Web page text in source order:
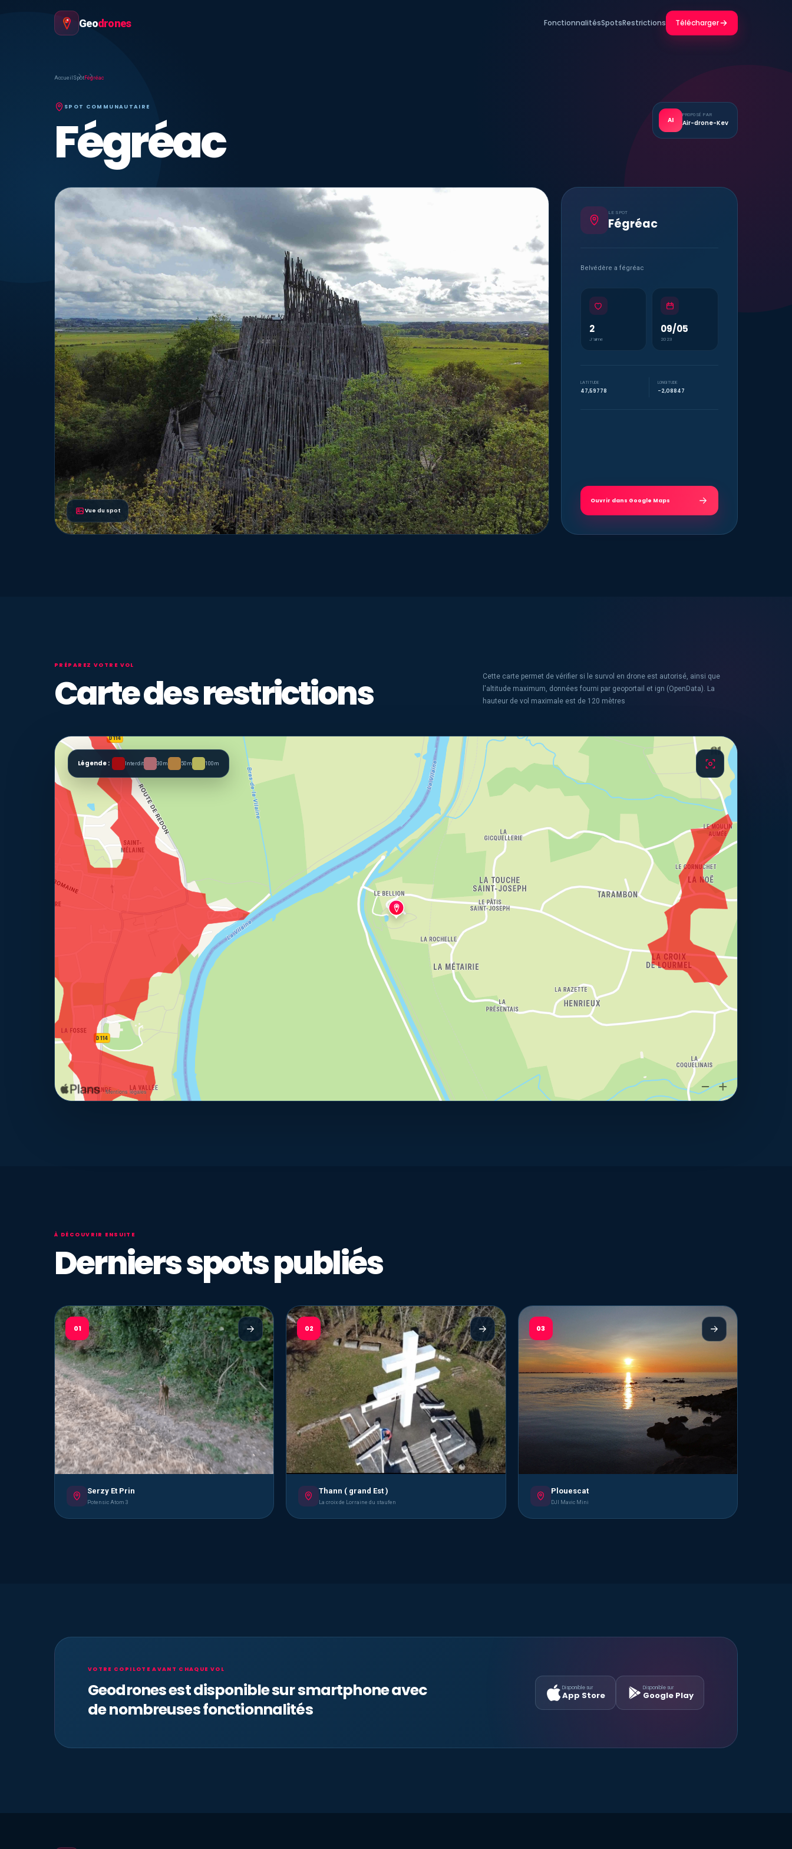
Geodrones FonctionnalitésSpotsRestrictions Télécharger
Accueil SpotFégréac
SPOT COMMUNAUTAIRE
Fégréac AI
PROPOSÉ PAR
Air-drone-Kev
Vue du spot
LE SPOT
Fégréac
Belvédère a fégréac
2
J’aime
09/05
2023
LATITUDE
47,59778
LONGITUDE
-2,08847
Ouvrir dans Google Maps
PRÉPAREZ VOTRE VOL
Carte des restrictions
Cette carte permet de vérifier si le survol en drone est autorisé, ainsi que
l'altitude maximum, données fourni par geoportail et ign (OpenData). La
hauteur de vol maximale est de 120 mètres
Légende : Interdit 30m 50m 100m
À DÉCOUVRIR ENSUITE
Derniers spots publiés
01
Serzy Et Prin
Potensic Atom 3
02
Thann ( grand Est )
La croix de Lorraine du staufen
03
Plouescat
DJI Mavic Mini
VOTRE COPILOTE AVANT CHAQUE VOL
Geodrones est disponible sur smartphone avec
de nombreuses fonctionnalités
Disponible sur
App Store
Disponible sur
Google Play